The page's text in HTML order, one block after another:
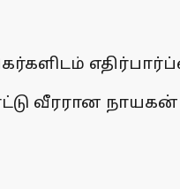
வீரரான நாயகன்